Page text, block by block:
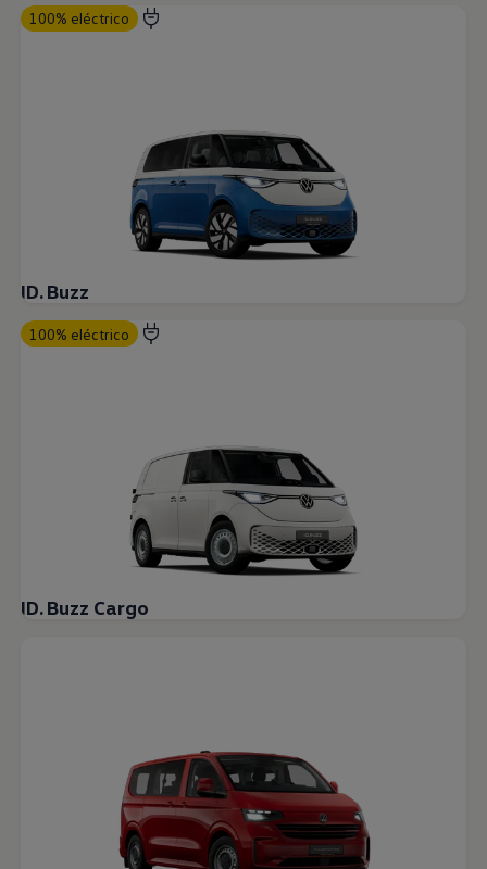
100% eléctrico
ID. Buzz
100% eléctrico
ID. Buzz Cargo